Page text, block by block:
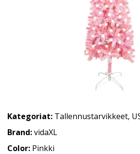
Kategoriat: Tallennustarvikkeet,
Brand:vidaXL
Color: Pinkki